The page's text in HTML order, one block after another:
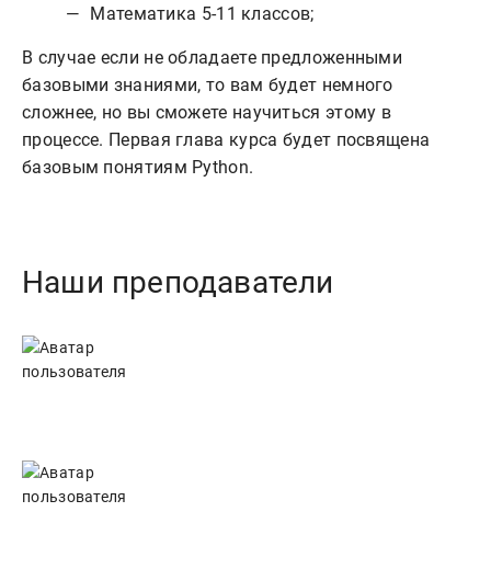
Математика 5-11 классов;
В случае если не обладаете предложенными
базовыми знаниями, то вам будет немного
сложнее, но вы сможете научиться этому в
процессе. Первая глава курса будет посвящена
базовым понятиям Python.
Наши преподаватели